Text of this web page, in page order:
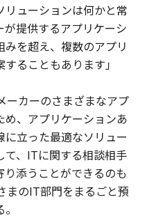
ューションは何かと常
提供するアプリケーシ
を超え、複数のアプリ
ることもあります」
ーカーのさまざまなアプ
め、アプリケーションあ
に立った最適なソリュー
て、ITに関する相談相手
添うことができるのも
まのIT部門をまるごと預